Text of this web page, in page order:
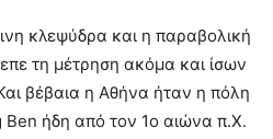
κλεψύδρα και η παραβολική
τη μέτρηση ακόμα και ίσων
βέβαια η Αθήνα ήταν η πόλη
Ben ήδη από τον 1ο αιώνα π.Χ.